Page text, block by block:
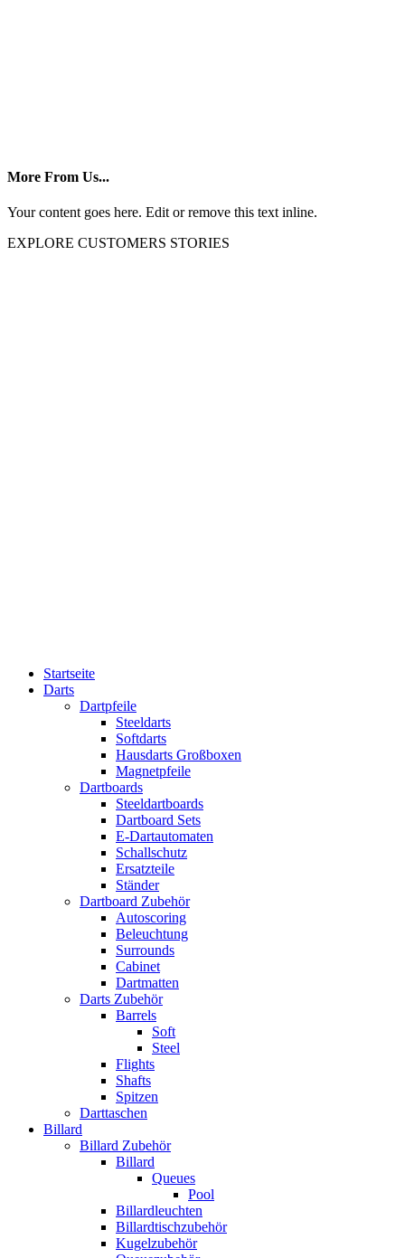
More From Us...
Your content goes here. Edit or remove this text inline.
EXPLORE CUSTOMERS STORIES
Startseite
Darts
Dartpfeile
Steeldarts
Softdarts
Hausdarts Großboxen
Magnetpfeile
Dartboards
Steeldartboards
Dartboard Sets
E-Dartautomaten
Schallschutz
Ersatzteile
Ständer
Dartboard Zubehör
Autoscoring
Beleuchtung
Surrounds
Cabinet
Dartmatten
Darts Zubehör
Barrels
Soft
Steel
Flights
Shafts
Spitzen
Darttaschen
Billard
Billard Zubehör
Billard
Queues
Pool
Billardleuchten
Billardtischzubehör
Kugelzubehör